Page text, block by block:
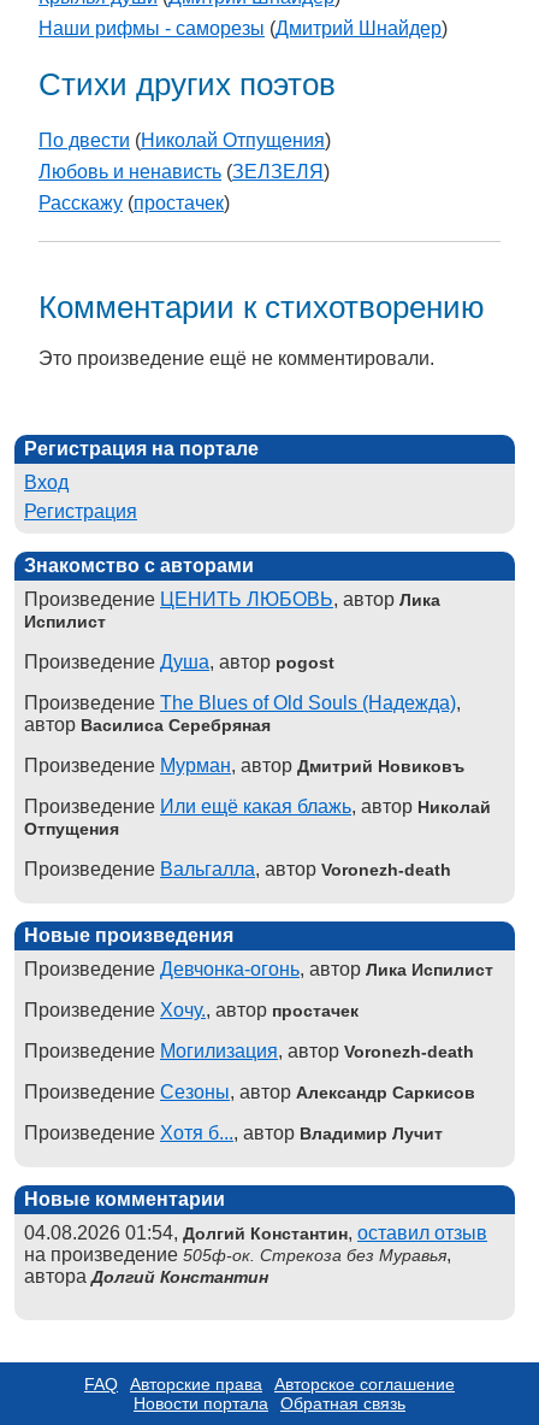
Наши рифмы - саморезы (Дмитрий Шнайдер)
Стихи других поэтов
По двести (Николай Отпущения)
Любовь и ненависть (ЗЕЛЗЕЛЯ)
Расскажу (простачек)
Комментарии к стихотворению
Это произведение ещё не комментировали.
Регистрация на портале
Вход
Регистрация
Знакомство с авторами
Произведение ЦЕНИТЬ ЛЮБОВЬ, автор Лика
Испилист
Произведение Душа, автор pogost
Произведение The Blues of Old Souls (Надежда),
автор Василиса Серебряная
Произведение Мурман, автор Дмитрий Новиковъ
Произведение Или ещё какая блажь, автор Николай
Отпущения
Произведение Вальгалла, автор Voronezh-death
Новые произведения
Произведение Девчонка-огонь, автор Лика Испилист
Произведение Хочу., автор простачек
Произведение Могилизация, автор Voronezh-death
Произведение Сезоны, автор Александр Саркисов
Произведение Хотя б..., автор Владимир Лучит
Новые комментарии
04.08.2026 01:54, Долгий Константин, оставил отзыв
на произведение 505ф-ок. Стрекоза без Муравья,
автораДолгий Константин
FAQ Авторские права
Авторское соглашение
Новости портала
Обратная связь